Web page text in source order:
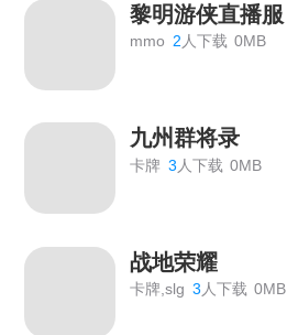
黎明游侠直播服
mmo 2 人下载 0MB
九州群将录
卡牌 3 人下载 0MB
战地荣耀
卡牌,slg 3人下载 0MB